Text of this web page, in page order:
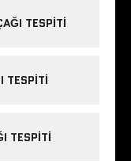
TESPITI
TESPITI
TESPITI